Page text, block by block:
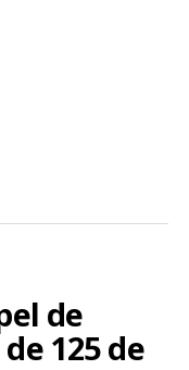
de
125 de